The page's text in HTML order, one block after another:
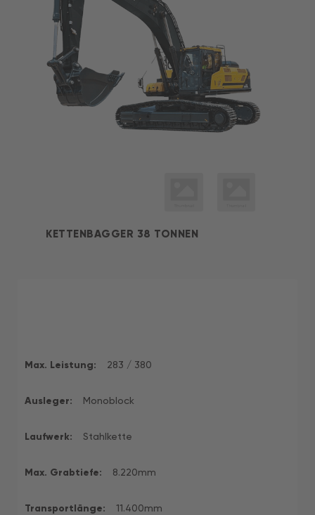
KETTENBAGGER 38 TONNEN
Max. Leistung: 283 / 380
Ausleger: Monoblock
Laufwerk: Stahlkette
Max. Grabtiefe: 8.220mm
Transportlänge: 11.400mm